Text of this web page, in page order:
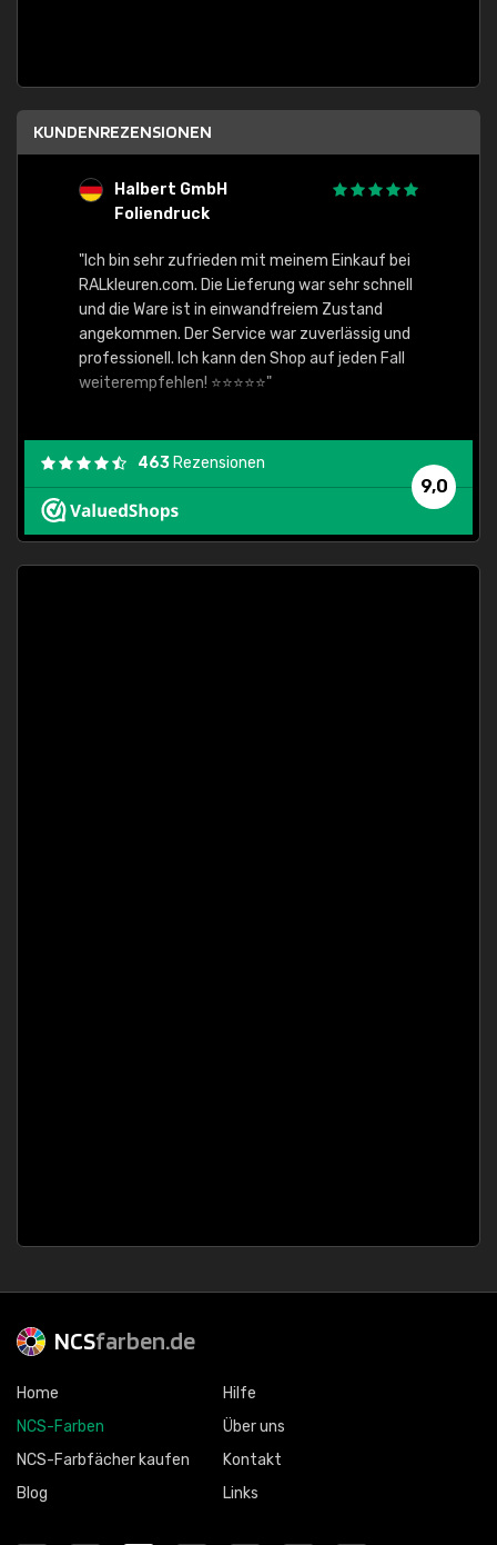
KUNDENREZENSIONEN
Halbert GmbH
Foliendruck
"Ich bin sehr zufrieden mit meinem Einkauf bei
RALkleuren.com. Die Lieferung war sehr schnell
und die Ware ist in einwandfreiem Zustand
angekommen. Der Service war zuverlässig und
professionell. Ich kann den Shop auf jeden Fall
weiterempfehlen! ⭐⭐⭐⭐⭐"
9,0
463 Rezensionen
NCSfarben.de
Home
NCS-Farben
NCS-Farbfächer kaufen
Blog
Hilfe
Über uns
Kontakt
Links